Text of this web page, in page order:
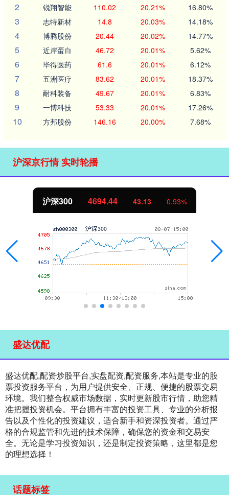
2 锐翔智能 110.02 20.21% 16.80%
3 志特新材 14.8 20.03% 14.18%
4 博腾股份 20.44 20.02% 14.77%
5 近岸蛋白 46.72 20.01% 5.62%
6 毕得医药 61.6 20.01% 6.12%
7 五洲医疗 83.62 20.01% 18.37%
8 耐科装备 49.67 20.01% 6.83%
9 一博科技 53.33 20.01% 17.26%
10 方邦股份 146.16 20.00% 7.68%
沪深京行情 实时轮播
沪深300 4694.44 43.13 0.93%
盛达优配
盛达优配,配资炒股平台,实盘配资,配资服务,本站是专业的股
票投资服务平台，为用户提供安全、正规、便捷的股票交易
环境。我们整合权威市场数据，实时更新股市行情，助您精
准把握投资机会。平台拥有丰富的投资工具、专业的分析报
告以及个性化的投资建议，适合新手和资深投资者。通过严
格的合规监管和先进的技术保障，确保您的资金和交易安
全。无论是学习投资知识，还是制定投资策略，这里都是您
的理想选择！
话题标签